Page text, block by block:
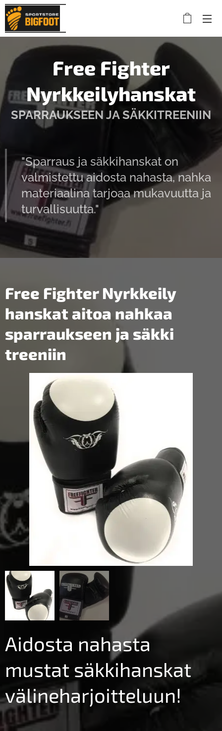
Free Fighter
Nyrkkeilyhanskat
SPARRAUKSEEN JA SÄKKITREENIIN
"Sparraus ja säkkihanskat on
valmistettu aidosta nahasta, nahka
materiaalina tarjoaa mukavuutta ja
turvallisuutta."
Free Fighter Nyrkkeily
hanskat aitoa nahkaa
sparraukseen ja säkki
treeniin
Aidosta nahasta
mustat säkkihanskat
välineharjoitteluun!